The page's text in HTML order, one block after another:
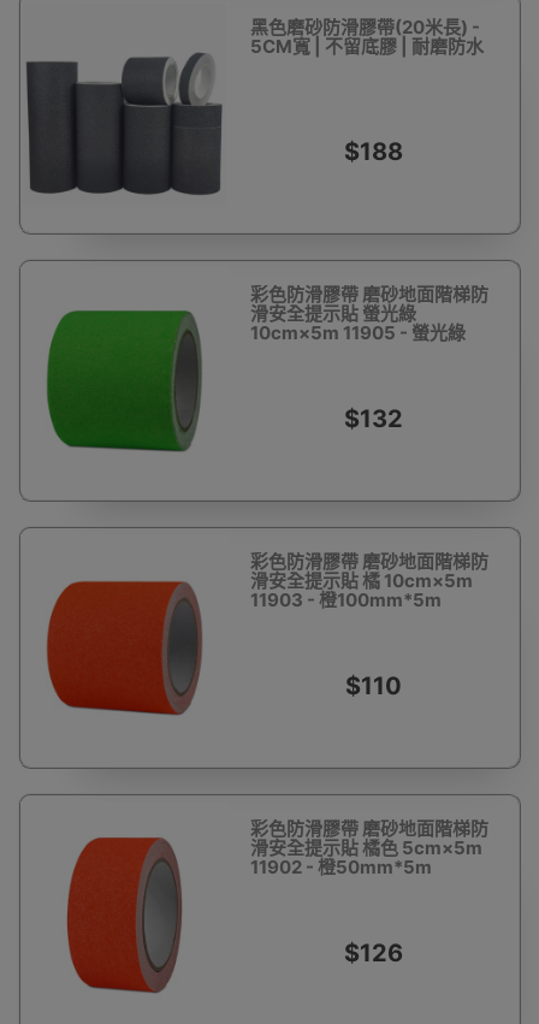
黑色磨砂防滑膠帶(20米長) -
5CM寬 | 不留底膠 | 耐磨防水
$188
彩色防滑膠帶 磨砂地面階梯防
滑安全提示貼 螢光綠
10cm×5m 11905 - 螢光綠
$132
彩色防滑膠帶 磨砂地面階梯防
滑安全提示貼 橘 10cm×5m
11903 - 橙100mm*5m
$110
彩色防滑膠帶 磨砂地面階梯防
滑安全提示貼 橘色 5cm×5m
11902 - 橙50mm*5m
$126